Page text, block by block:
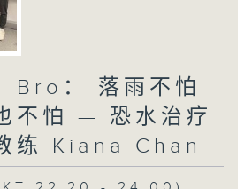
Bro： 落雨不怕
不怕 — 恐水治疗
练 Kiana Chan